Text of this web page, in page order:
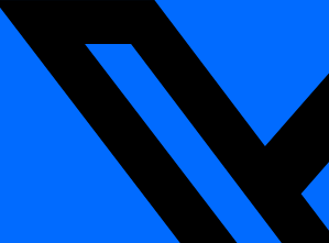
Exemple
Pour inspecter les données du projet ProjectA
31 janvier 2024 :
bash dignacli inspect ProjectA 2024-01-01
Pour inspecter une table spécifique et forcer le
bash dignacli inspect ProjectA 2024-01-01
Table1 --force-prediction